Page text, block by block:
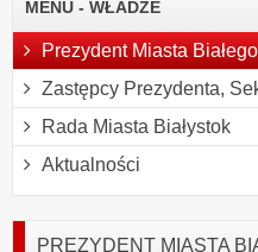
MENU - WŁADZE
Prezydent Miasta
Zastępcy Prezydenta,
Rada Miasta Białystok
Aktualności
PREZYDENT MIASTA